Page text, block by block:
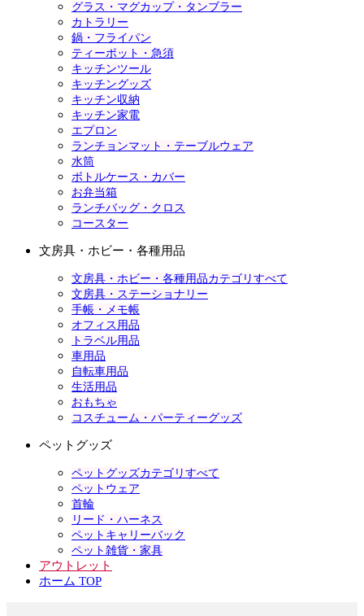
グラス・マグカップ・タンブラー
カトラリー
鍋・フライパン
ティーポット・急須
キッチンツール
キッチングッズ
キッチン収納
キッチン家電
エプロン
ランチョンマット・テーブルウェア
水筒
ボトルケース・カバー
お弁当箱
ランチバッグ・クロス
コースター
文房具・ホビー・各種用品
文房具・ホビー・各種用品カテゴリすべて
文房具・ステーショナリー
手帳・メモ帳
オフィス用品
トラベル用品
車用品
自転車用品
生活用品
おもちゃ
コスチューム・パーティーグッズ
ペットグッズ
ペットグッズカテゴリすべて
ペットウェア
首輪
リード・ハーネス
ペットキャリーバック
ペット雑貨・家具
アウトレット
ホーム TOP